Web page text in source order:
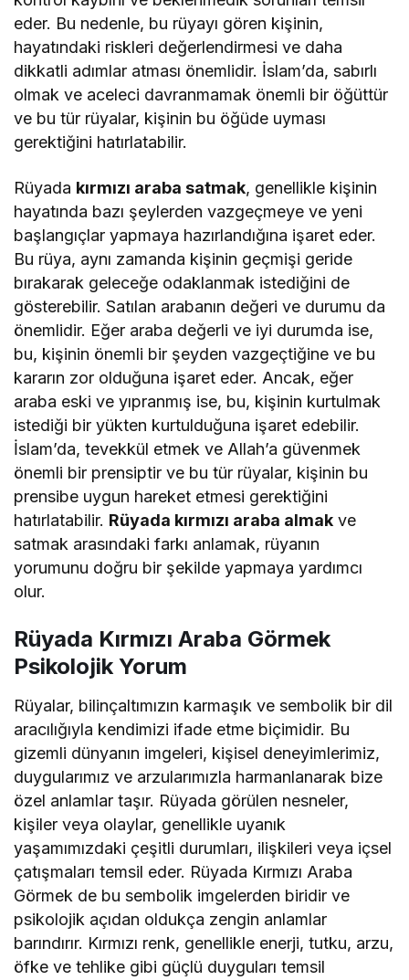
eder. Bu nedenle, bu rüyayı gören kişinin,
hayatındaki riskleri değerlendirmesi ve daha
dikkatli adımlar atması önemlidir. İslam’da, sabırlı
olmak ve aceleci davranmamak önemli bir öğüttür
ve bu tür rüyalar, kişinin bu öğüde uyması
gerektiğini hatırlatabilir.
Rüyada kırmızı araba satmak, genellikle kişinin
hayatında bazı şeylerden vazgeçmeye ve yeni
başlangıçlar yapmaya hazırlandığına işaret eder.
Bu rüya, aynı zamanda kişinin geçmişi geride
bırakarak geleceğe odaklanmak istediğini de
gösterebilir. Satılan arabanın değeri ve durumu da
önemlidir. Eğer araba değerli ve iyi durumda ise,
bu, kişinin önemli bir şeyden vazgeçtiğine ve bu
kararın zor olduğuna işaret eder. Ancak, eğer
araba eski ve yıpranmış ise, bu, kişinin kurtulmak
istediği bir yükten kurtulduğuna işaret edebilir.
İslam’da, tevekkül etmek ve Allah’a güvenmek
önemli bir prensiptir ve bu tür rüyalar, kişinin bu
prensibe uygun hareket etmesi gerektiğini
hatırlatabilir. Rüyada kırmızı araba almak ve
satmak arasındaki farkı anlamak, rüyanın
yorumunu doğru bir şekilde yapmaya yardımcı
olur.
Rüyada Kırmızı Araba Görmek
Psikolojik Yorum
Rüyalar, bilinçaltımızın karmaşık ve sembolik bir dil
aracılığıyla kendimizi ifade etme biçimidir. Bu
gizemli dünyanın imgeleri, kişisel deneyimlerimiz,
duygularımız ve arzularımızla harmanlanarak bize
özel anlamlar taşır. Rüyada görülen nesneler,
kişiler veya olaylar, genellikle uyanık
yaşamımızdaki çeşitli durumları, ilişkileri veya içsel
çatışmaları temsil eder. Rüyada Kırmızı Araba
Görmek de bu sembolik imgelerden biridir ve
psikolojik açıdan oldukça zengin anlamlar
barındırır. Kırmızı renk, genellikle enerji, tutku, arzu,
öfke ve tehlike gibi güçlü duyguları temsil